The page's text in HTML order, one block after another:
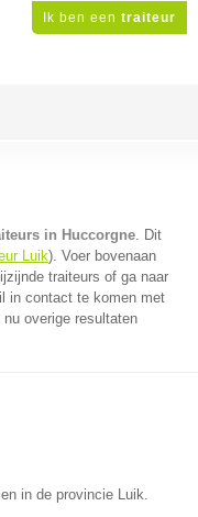
Ik ben een traiteur
in Huccorgne. Dit
Luik). Voer bovenaan
traiteurs of ga naar
in contact te komen met
overige resultaten
in de provincie Luik.